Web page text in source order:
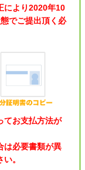
により2020年10
でご提出頂く必
てお支払方法が
は必要書類が異
。